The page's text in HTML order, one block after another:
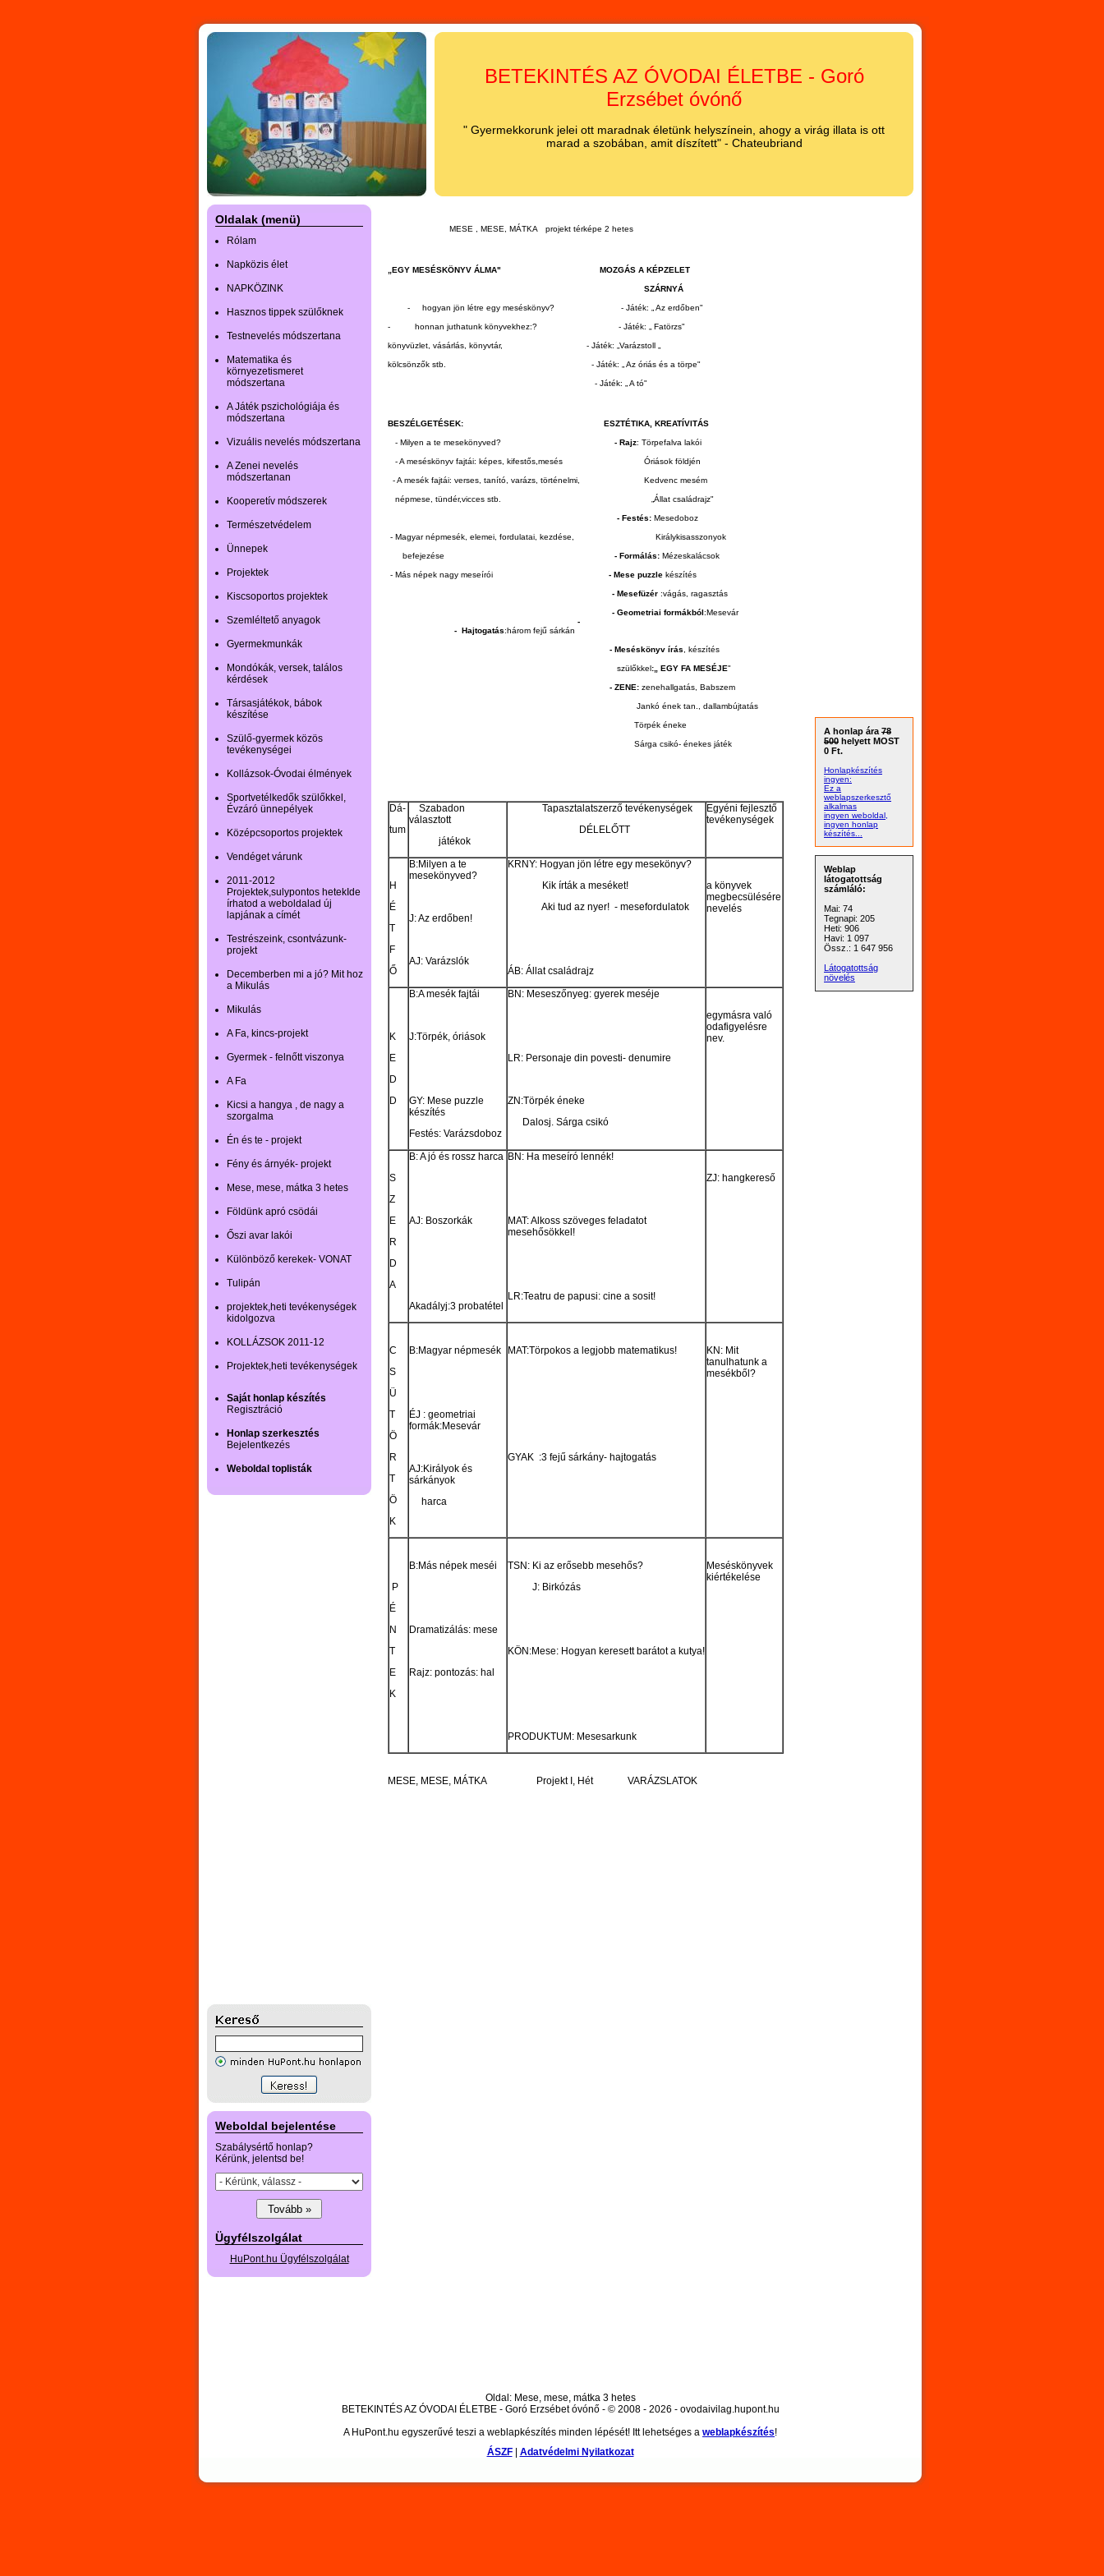
BETEKINTÉS AZ ÓVODAI ÉLETBE - Goró
Erzsébet óvónő
" Gyermekkorunk jelei ott maradnak életünk helyszínein, ahogy a virág illata is ott
marad a szobában, amit díszített" - Chateubriand
Oldalak (menü)
Rólam
Napközis élet
NAPKÖZINK
Hasznos tippek szülőknek
Testnevelés módszertana
Matematika és
környezetismeret
módszertana
A Játék pszichológiája és
módszertana
Vizuális nevelés módszertana
A Zenei nevelés
módszertanan
Kooperetív módszerek
Természetvédelem
Ünnepek
Projektek
Kiscsoportos projektek
Szemléltető anyagok
Gyermekmunkák
Mondókák, versek, találos
kérdések
Társasjátékok, bábok
készítése
Szülő-gyermek közös
tevékenységei
Kollázsok-Óvodai élmények
Sportvetélkedők szülőkkel,
Évzáró ünnepélyek
Középcsoportos projektek
Vendéget várunk
2011-2012
Projektek,sulypontos hetekIde
írhatod a weboldalad új
lapjának a címét
Testrészeink, csontvázunk-
projekt
Decemberben mi a jó? Mit hoz
a Mikulás
Mikulás
A Fa, kincs-projekt
Gyermek - felnőtt viszonya
A Fa
Kicsi a hangya , de nagy a
szorgalma
Én és te - projekt
Fény és árnyék- projekt
Mese, mese, mátka 3 hetes
Földünk apró csödái
Őszi avar lakói
Különböző kerekek- VONAT
Tulipán
projektek,heti tevékenységek
kidolgozva
KOLLÁZSOK 2011-12
Projektek,heti tevékenységek
Saját honlap készítés
Regisztráció
Honlap szerkesztés
Bejelentkezés
Weboldal toplisták
Weboldal bejelentése
Szabálysértő honlap?
Kérünk, jelentsd be!
Ügyfélszolgálat
HuPont.hu Ügyfélszolgálat
MESE , MESE, MÁTKA projekt térképe 2 hetes
„EGY MESÉSKÖNYV ÁLMA" MOZGÁS A KÉPZELET
SZÁRNYÁ
- hogyan jön létre egy meséskönyv? - Játék: „ Az erdőben"
- honnan juthatunk könyvekhez:? - Játék: „ Fatörzs"
könyvüzlet, vásárlás, könyvtár, - Játék: „Varázstoll „
kölcsönzők stb. - Játék: „ Az óriás és a törpe"
- Játék: „ A tó"
BESZÉLGETÉSEK: ESZTÉTIKA, KREATÍVITÁS
- Milyen a te mesekönyved? - Rajz: Törpefalva lakói
- A meséskönyv fajtái: képes, kifestős,mesés Óriások földjén
- A mesék fajtái: verses, tanító, varázs, történelmi, Kedvenc mesém
népmese, tündér,vicces stb. „Állat családrajz"
- Festés: Mesedoboz
- Magyar népmesék, elemei, fordulatai, kezdése, Királykisasszonyok
befejezése - Formálás: Mézeskalácsok
- Más népek nagy meseírói - Mese puzzle készítés
- Mesefüzér :vágás, ragasztás
- Geometriai formákból:Mesevár
-
- Hajtogatás:három fejű sárkán
- Meséskönyv írás , készítés
szülőkkel:„ EGY FA MESÉJE"
- ZENE: zenehallgatás, Babszem
Jankó ének tan., dallambújtatás
Törpék éneke
Sárga csikó- énekes játék
Dá-
tum
Szabadon
választott
játékok
Tapasztalatszerző tevékenységek
DÉLELŐTT
Egyéni fejlesztő
tevékenységek
H
É
T
F
Ő
B:Milyen a te
mesekönyved?
J: Az erdőben!
AJ: Varázslók
KRNY: Hogyan jön létre egy mesekönyv?
Kik írták a meséket!
Aki tud az nyer! - mesefordulatok
ÁB: Állat családrajz
a könyvek
megbecsülésére
nevelés
K
E
D
D
B:A mesék fajtái
J:Törpék, óriások
GY: Mese puzzle
készítés
Festés: Varázsdoboz
BN: Meseszőnyeg: gyerek meséje
LR: Personaje din povesti- denumire
ZN:Törpék éneke
Dalosj. Sárga csikó
egymásra való
odafigyelésre
nev.
S
Z
E
R
D
A
B: A jó és rossz harca
AJ: Boszorkák
Akadályj:3 probatétel
BN: Ha meseíró lennék!
MAT: Alkoss szöveges feladatot
mesehősökkel!
LR:Teatru de papusi: cine a sosit!
ZJ: hangkereső
C
S
Ü
T
Ö
R
T
Ö
K
B:Magyar népmesék
ÉJ : geometriai
formák:Mesevár
AJ:Királyok és
sárkányok
harca
MAT:Törpokos a legjobb matematikus!
GYAK :3 fejű sárkány- hajtogatás
KN: Mit
tanulhatunk a
mesékből?
P
É
N
T
E
K
B:Más népek meséi
Dramatizálás: mese
Rajz: pontozás: hal
TSN: Ki az erősebb mesehős?
J: Birkózás
KÖN:Mese: Hogyan keresett barátot a kutya!
PRODUKTUM: Mesesarkunk
Meséskönyvek
kiértékelése
MESE, MESE, MÁTKA Projekt I, Hét VARÁZSLATOK
A honlap ára 78
500 helyett MOST
0 Ft.
Honlapkészítés
ingyen:
Ez a
weblapszerkesztő
alkalmas
ingyen weboldal,
ingyen honlap
készítés...
Weblap
látogatottság
számláló:
Mai: 74
Tegnapi: 205
Heti: 906
Havi: 1 097
Össz.: 1 647 956
Látogatottság
növelés
Oldal: Mese, mese, mátka 3 hetes
BETEKINTÉS AZ ÓVODAI ÉLETBE - Goró Erzsébet óvónő - © 2008 - 2026 - ovodaivilag.hupont.hu
A HuPont.hu egyszerűvé teszi a weblapkészítés minden lépését! Itt lehetséges a weblapkészítés!
ÁSZF| Adatvédelmi Nyilatkozat